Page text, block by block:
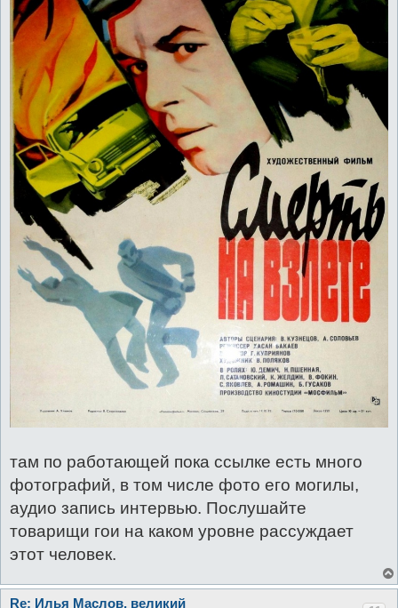
там по работающей пока ссылке есть много
фотографий, в том числе фото его могилы,
аудио запись интервью. Послушайте
товарищи гои на каком уровне рассуждает
этот человек.
Re: Илья Маслов, великий